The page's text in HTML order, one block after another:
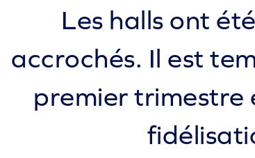
Les halls ont
accrochés. Il est
premier trimestre